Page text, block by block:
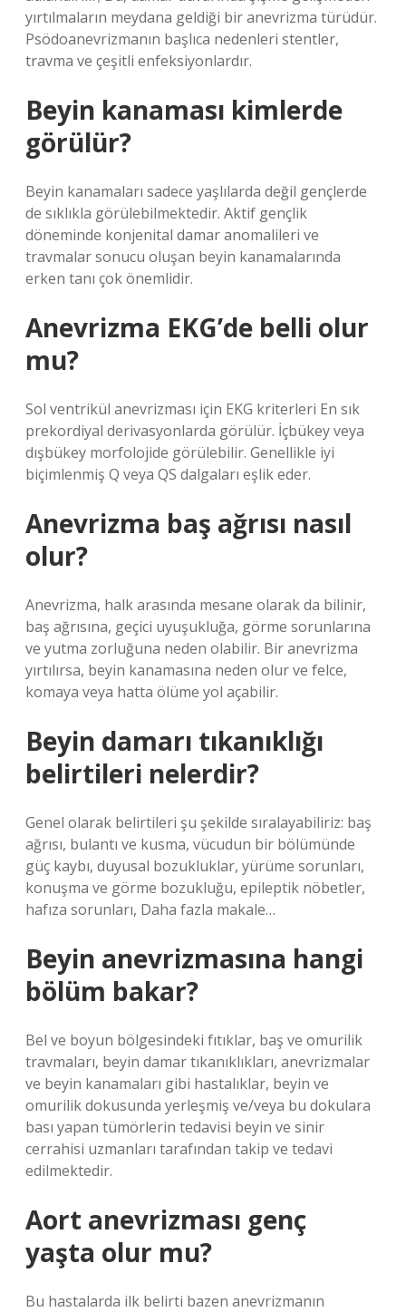
yırtılmaların meydana geldiği bir anevrizma türüdür.
Psödoanevrizmanın başlıca nedenleri stentler,
travma ve çeşitli enfeksiyonlardır.
Beyin kanaması kimlerde
görülür?
Beyin kanamaları sadece yaşlılarda değil gençlerde
de sıklıkla görülebilmektedir. Aktif gençlik
döneminde konjenital damar anomalileri ve
travmalar sonucu oluşan beyin kanamalarında
erken tanı çok önemlidir.
Anevrizma EKG’de belli olur
mu?
Sol ventrikül anevrizması için EKG kriterleri En sık
prekordiyal derivasyonlarda görülür. İçbükey veya
dışbükey morfolojide görülebilir. Genellikle iyi
biçimlenmiş Q veya QS dalgaları eşlik eder.
Anevrizma baş ağrısı nasıl
olur?
Anevrizma, halk arasında mesane olarak da bilinir,
baş ağrısına, geçici uyuşukluğa, görme sorunlarına
ve yutma zorluğuna neden olabilir. Bir anevrizma
yırtılırsa, beyin kanamasına neden olur ve felce,
komaya veya hatta ölüme yol açabilir.
Beyin damarı tıkanıklığı
belirtileri nelerdir?
Genel olarak belirtileri şu şekilde sıralayabiliriz: baş
ağrısı, bulantı ve kusma, vücudun bir bölümünde
güç kaybı, duyusal bozukluklar, yürüme sorunları,
konuşma ve görme bozukluğu, epileptik nöbetler,
hafıza sorunları, Daha fazla makale…
Beyin anevrizmasına hangi
bölüm bakar?
Bel ve boyun bölgesindeki fıtıklar, baş ve omurilik
travmaları, beyin damar tıkanıklıkları, anevrizmalar
ve beyin kanamaları gibi hastalıklar, beyin ve
omurilik dokusunda yerleşmiş ve/veya bu dokulara
bası yapan tümörlerin tedavisi beyin ve sinir
cerrahisi uzmanları tarafından takip ve tedavi
edilmektedir.
Aort anevrizması genç
yaşta olur mu?
Bu hastalarda ilk belirti bazen anevrizmanın